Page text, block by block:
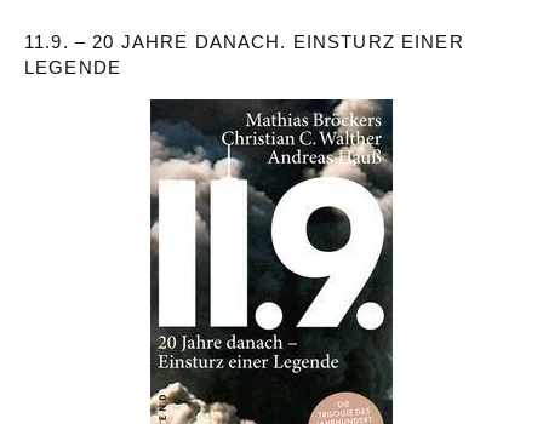
11.9. – 20 JAHRE DANACH. EINSTURZ EINER
LEGENDE